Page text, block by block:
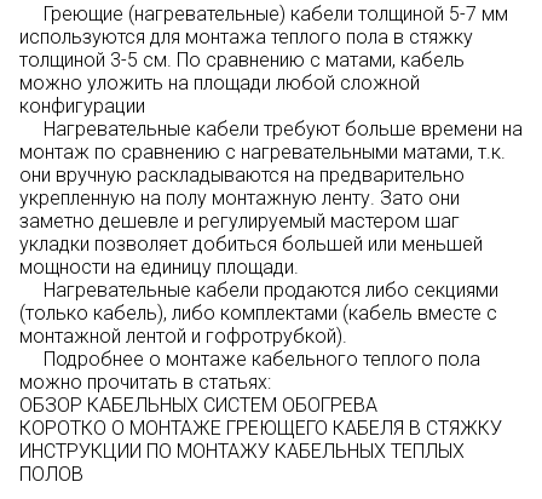
Греющие (нагревательные) кабели толщиной 5-7 мм
используются для монтажа теплого пола в стяжку
толщиной 3-5 см. По сравнению с матами, кабель
можно уложить на площади любой сложной
конфигурации
Нагревательные кабели требуют больше времени на
монтаж по сравнению с нагревательными матами, т.к.
они вручную раскладываются на предварительно
укрепленную на полу монтажную ленту. Зато они
заметно дешевле и регулируемый мастером шаг
укладки позволяет добиться большей или меньшей
мощности на единицу площади.
Нагревательные кабели продаются либо секциями
(только кабель), либо комплектами (кабель вместе с
монтажной лентой и гофротрубкой).
Подробнее о монтаже кабельного теплого пола
можно прочитать в статьях:
ОБЗОР КАБЕЛЬНЫХ СИСТЕМ ОБОГРЕВА
КОРОТКО О МОНТАЖЕ ГРЕЮЩЕГО КАБЕЛЯ В СТЯЖКУ
ИНСТРУКЦИИ ПО МОНТАЖУ КАБЕЛЬНЫХ ТЕПЛЫХ
ПОЛОВ